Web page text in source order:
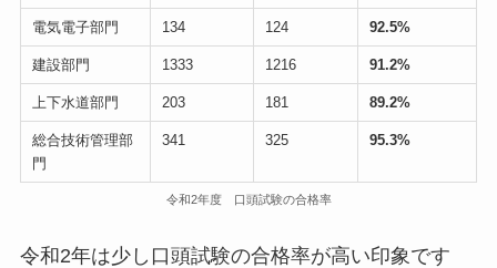
電気電子部門 134 124 92.5%
建設部門 1333 1216 91.2%
上下水道部門 203 181 89.2%
総合技術管理部
門
341 325 95.3%
令和2年度 口頭試験の合格率
令和2年は少し口頭試験の合格率が高い印象です